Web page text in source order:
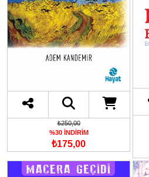
₺250,00
%30 İNDİRİM
₺175,00